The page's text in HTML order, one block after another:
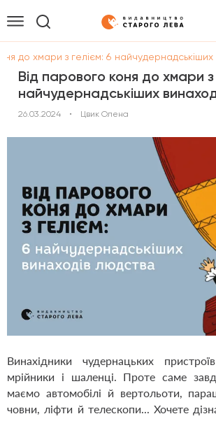
до хмари з гелієм: 6
Від парового коня до хмари з
найчудернадськіших
26.03.2024 • Цвик Олена
Винахідники чудернацьких
мрійники і шаленці. Проте саме
маємо автомобілі й вертольоти,
човни, ліфти й телескопи... Хочете